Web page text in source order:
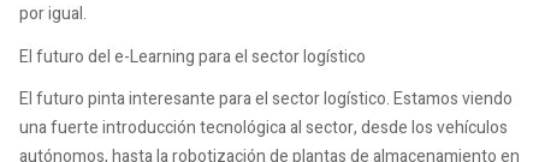
por igual.
El futuro del e-Learning para el sector logístico
El futuro pinta interesante para el sector logístico. Estamos viendo
una fuerte introducción tecnológica al sector, desde los vehículos
autónomos, hasta la robotización de plantas de almacenamiento en